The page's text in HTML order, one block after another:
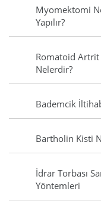
Myomektomi
Yapılır?
Romatoid
Nelerdir?
Bademcik
Bartholin Kisti
İdrar Torbası
Yöntemleri